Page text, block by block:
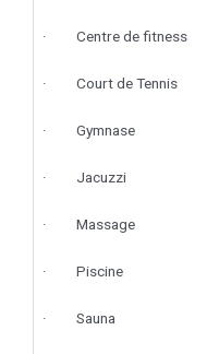
· Centre de fitness
· Court de Tennis
· Gymnase
· Jacuzzi
· Massage
· Piscine
· Sauna